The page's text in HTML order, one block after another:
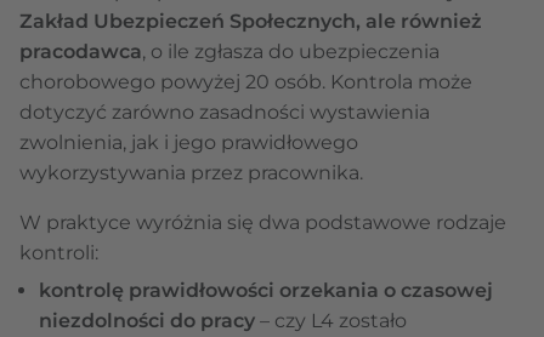
Zakład Ubezpieczeń Społecznych, ale również
pracodawca, o ile zgłasza do ubezpieczenia
chorobowego powyżej 20 osób. Kontrola może
dotyczyć zarówno zasadności wystawienia
zwolnienia, jak i jego prawidłowego
wykorzystywania przez pracownika.
W praktyce wyróżnia się dwa podstawowe rodzaje
kontroli:
kontrolę prawidłowości orzekania o czasowej
niezdolności do pracy – czy L4 zostało